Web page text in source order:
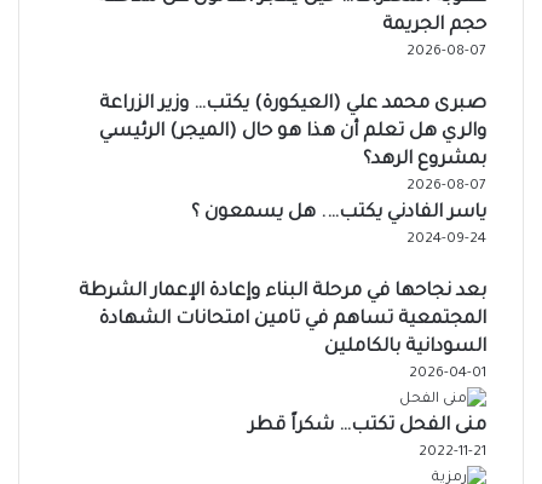
حجم الجريمة
2026-08-07
صبرى محمد علي (العيكورة) يكتب… وزير الزراعة
والري هل تعلم أن هذا هو حال (الميجر) الرئيسي
بمشروع الرهد؟
2026-08-07
ياسر الفادني يكتب…. هل يسمعون ؟
2024-09-24
بعد نجاحها في مرحلة البناء وإعادة الإعمار الشرطة
المجتمعية تساهم في تامين امتحانات الشهادة
السودانية بالكاملين
2026-04-01
منى الفحل تكتب… شكراً قطر
2022-11-21